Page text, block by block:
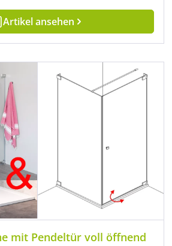
Artikel ansehen
mit Pendeltür voll öffnend